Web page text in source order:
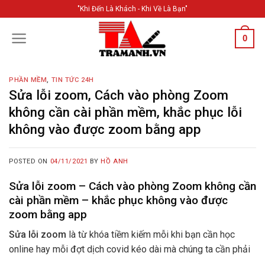
content
"Khi Đến Là Khách - Khi Về Là Bạn"
0
PHẦN MỀM, TIN TỨC 24H
Sửa lỗi zoom, Cách vào phòng Zoom
không cần cài phần mềm, khắc phục lỗi
không vào được zoom bằng app
POSTED ON 04/11/2021 BY HỒ ANH
Sửa lỗi zoom – Cách vào phòng Zoom không cần
cài phần mềm – khắc phục không vào được
zoom bằng app
Sửa lỗi zoom là từ khóa tiềm kiếm mỗi khi bạn cần học
online hay mỗi đợt dịch covid kéo dài mà chúng ta cần phải